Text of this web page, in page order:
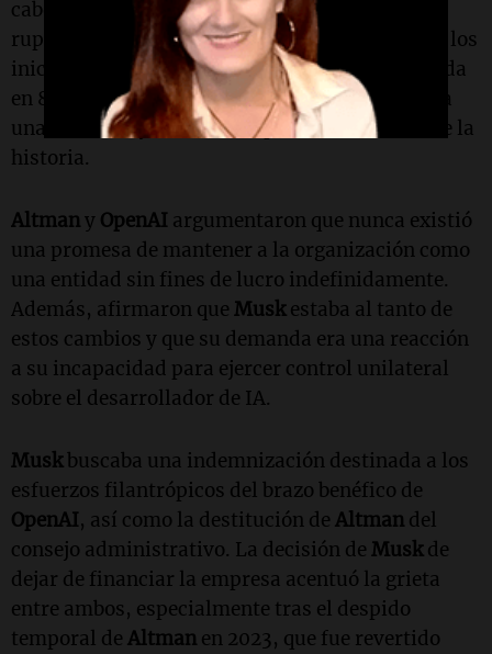
cabo en
, California, reveló la profunda
ruptura entre los dos titanes de Silicon Valley y los
inicios de
OpenAI, que actualmente está valorada
en 852.000 millones de dólares y se perfila para
una de las mayores ofertas públicas iniciales de la
historia.
Altmany OpenAI argumentaron que nunca existió
una promesa de mantener a la organización como
una entidad sin fines de lucro indefinidamente.
Además, afirmaron que Muskestaba al tanto de
estos cambios y que su demanda era una reacción
a su incapacidad para ejercer control unilateral
sobre el desarrollador de IA.
Muskbuscaba una indemnización destinada a los
esfuerzos filantrópicos del brazo benéfico de
OpenAI, así como la destitución de Altman del
consejo administrativo. La decisión de Muskde
dejar de financiar la empresa acentuó la grieta
entre ambos, especialmente tras el despido
temporal de Altman en 2023, que fue revertido